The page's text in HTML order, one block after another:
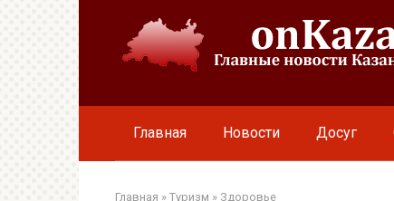
Главная Новости Досуг
Главная » Туризм » Здоровье